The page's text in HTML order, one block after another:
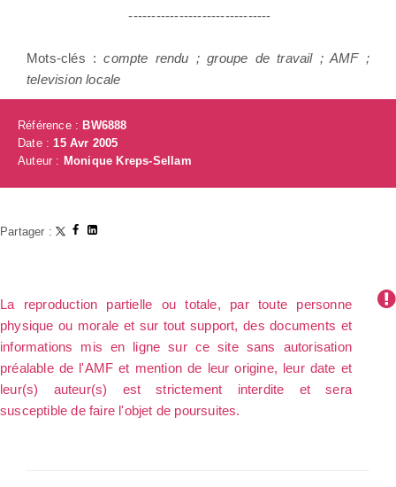
-------------------------------
Mots-clés :compte rendu ; groupe de travail ; AMF ;
television locale
Référence :BW6888
Date : 15 Avr 2005
Auteur : Monique Kreps-Sellam
Partager :
La reproduction partielle ou totale, par toute personne
physique ou morale et sur tout support, des documents et
informations mis en ligne sur ce site sans autorisation
préalable de l'AMF et mention de leur origine, leur date et
leur(s) auteur(s) est strictement interdite et sera
susceptible de faire l'objet de poursuites.